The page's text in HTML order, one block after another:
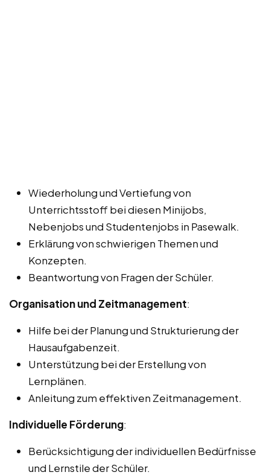
Wiederholung und Vertiefung von
Unterrichtsstoff bei diesen Minijobs,
Nebenjobs und Studentenjobs in Pasewalk.
Erklärung von schwierigen Themen und
Konzepten.
Beantwortung von Fragen der Schüler.
Organisation und Zeitmanagement:
Hilfe bei der Planung und Strukturierung der
Hausaufgabenzeit.
Unterstützung bei der Erstellung von
Lernplänen.
Anleitung zum effektiven Zeitmanagement.
Individuelle Förderung:
Berücksichtigung der individuellen Bedürfnisse
und Lernstile der Schüler.